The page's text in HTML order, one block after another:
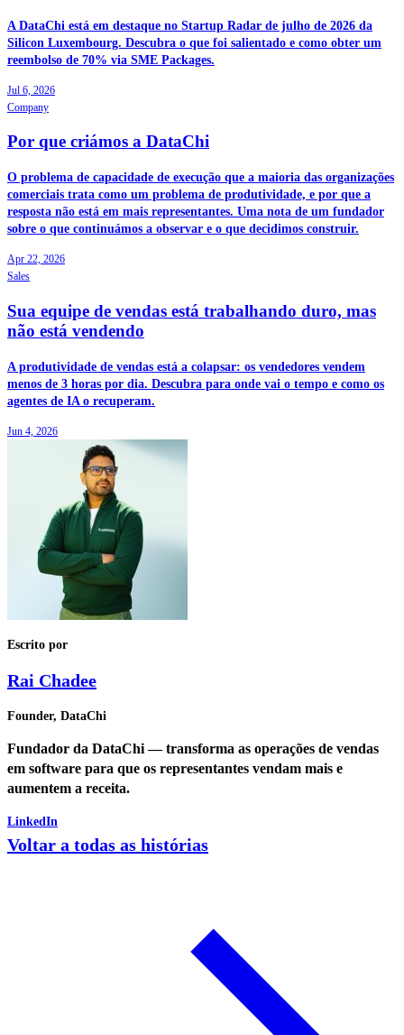
A DataChi está em destaque no Startup Radar de julho de 2026 da
Silicon Luxembourg. Descubra o que foi salientado e como obter um
reembolso de 70% via SME Packages.
Jul 6, 2026
Company
Por que criámos a DataChi
O problema de capacidade de execução que a maioria das organizações
comerciais trata como um problema de produtividade, e por que a
resposta não está em mais representantes. Uma nota de um fundador
sobre o que continuámos a observar e o que decidimos construir.
Apr 22, 2026
Sales
Sua equipe de vendas está trabalhando duro, mas
não está vendendo
A produtividade de vendas está a colapsar: os vendedores vendem
menos de 3 horas por dia. Descubra para onde vai o tempo e como os
agentes de IA o recuperam.
Jun 4, 2026
Escrito por
Rai Chadee
Founder, DataChi
Fundador da DataChi — transforma as operações de vendas
em software para que os representantes vendam mais e
aumentem a receita.
LinkedIn
Voltar a todas as histórias